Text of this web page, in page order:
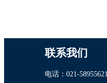
联系我们
电话：021-58955621